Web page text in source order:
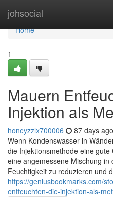
johsocial
Home
Home
1
Mauern
Injektion als
honeyzzlx700006 87 days ago
Wenn Kondenswasser in
die Injektionsmethode eine
eine angemessene Mischung
Feuchtigkeit zu reduzieren und
https://geniusbookmarks.com/
entfeuchten-die-injektion-als-